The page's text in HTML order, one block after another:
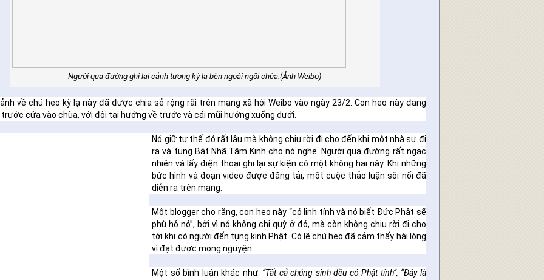
Người qua đường ghi lại cảnh tượng kỳ lạ bên ngoài ngôi chùa.(Ảnh Weibo)
về chú heo kỳ lạ này đã được chia sẻ rộng rãi trên mạng xã hội Weibo vào ngày 23/2. Con heo này đang
cửa vào chùa, với đôi tai hướng về trước và cái mũi hướng xuống dưới.
Nó giữ tư thế đó rất lâu mà không chịu rời đi cho đến khi một nhà sư đi
ra và tụng Bát Nhã Tâm Kinh cho nó nghe. Người qua đường rất ngạc
nhiên và lấy điện thoại ghi lại sự kiện có một không hai này. Khi những
bức hình và đoạn video được đăng tải, một cuộc thảo luận sôi nổi đã
diễn ra trên mạng.
Một blogger cho rằng, con heo này “có linh tính và nó biết Đức Phật sẽ
phù hộ nó”, bởi vì nó không chỉ quỳ ở đó, mà còn không chịu rời đi cho
tới khi có người đến tụng kinh Phật. Có lẽ chú heo đã cảm thấy hài lòng
vì đạt được mong nguyện.
Một số bình luận khác như: “Tất cả chúng sinh đều có Phật tính”, “Đây là